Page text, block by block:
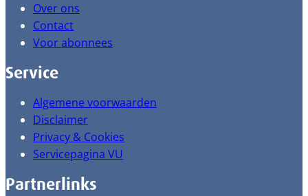
Over ons
Contact
Voor abonnees
Service
Algemene voorwaarden
Disclaimer
Privacy & Cookies
Servicepagina VU
Partnerlinks